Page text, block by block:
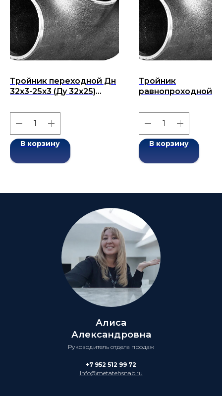
Тройник переходной Дн
32х3-25х3 (Ду 32х25)
2001
В корзину
Тройник
равнопроходной
бесшовный ГОСТ
2001
В корзину
Алиса
Александровна
Руководитель отдела продаж
+7 952 512 99 72
info@metatehsnab.ru